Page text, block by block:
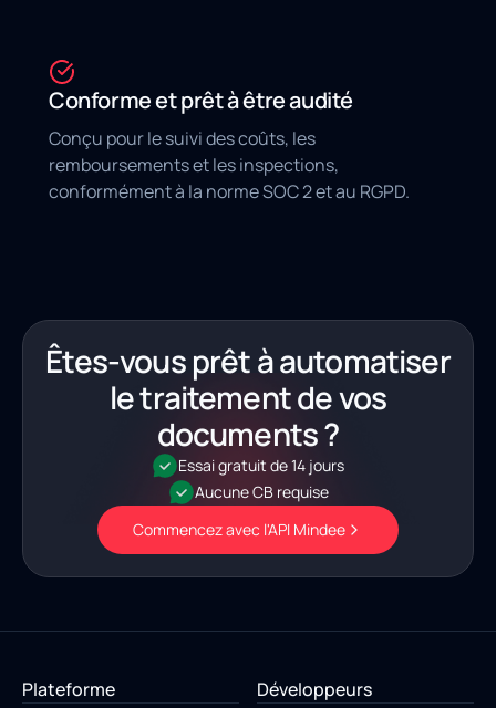
Conforme et prêt à être audité
Conçu pour le suivi des coûts, les
remboursements et les inspections,
conformément à la norme SOC 2 et au RGPD.
Êtes-vous prêt à automatiser
le traitement de vos
documents ?
Essai gratuit de 14 jours
Aucune CB requise
Commencez avec l'API Mindee
Plateforme Développeurs